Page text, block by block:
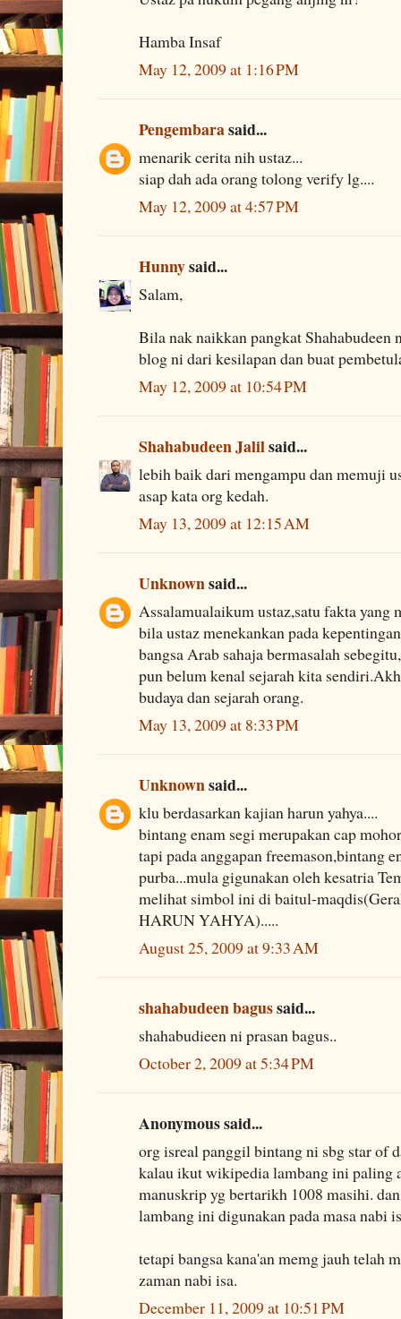
Hamba Insaf
May 12, 2009 at 1:16 PM
Pengembarasaid...
menarik cerita nih ustaz...
siap dah ada orang tolong verify lg....
May 12, 2009 at 4:57 PM
Hunnysaid...
Salam,
Bila nak naikkan pangkat Shahabudeen
blog ni dari kesilapan dan buat
May 12, 2009 at 10:54 PM
Shahabudeen Jalilsaid...
lebih baik dari mengampu dan memuji
asap kata org kedah.
May 13, 2009 at 12:15 AM
Unknownsaid...
Assalamualaikum ustaz,satu fakta yang
bila ustaz menekankan pada
bangsa Arab sahaja bermasalah
pun belum kenal sejarah kita
budaya dan sejarah orang.
May 13, 2009 at 8:33 PM
Unknownsaid...
klu berdasarkan kajian harun yahya....
bintang enam segi merupakan cap
tapi pada anggapan freemason,bintang
purba...mula gigunakan oleh kesatria
melihat simbol ini di baitul-
HARUN YAHYA).....
August 25, 2009 at 9:33 AM
shahabudeen bagussaid...
shahabudieen ni prasan bagus..
October 2, 2009 at 5:34 PM
Anonymous said...
org isreal panggil bintang ni sbg star of
kalau ikut wikipedia lambang ini paling
manuskrip yg bertarikh 1008 masihi.
lambang ini digunakan pada masa nabi
tetapi bangsa kana'an memg jauh telah
zaman nabi isa.
December 11, 2009 at 10:51 PM